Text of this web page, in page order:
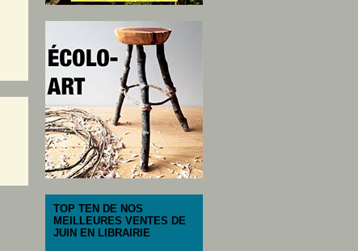
TOP TEN DE NOS
MEILLEURES VENTES DE
JUIN EN LIBRAIRIE